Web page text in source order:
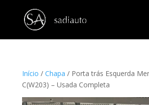
Início / Chapa / Porta trás Esquerda
C(W203) – Usada Completa